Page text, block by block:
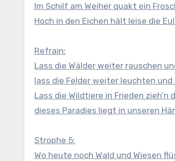
Im Schilf am Weiher quakt ein
Hoch in den Eichen hält leise die
Refrain:
Lass die Wälder weiter rauschen
lass die Felder weiter leuchten und
Lass die Wildtiere in Frieden zieh’n
dieses Paradies liegt in unseren
Strophe 5:
Wo heute noch Wald und Wiesen